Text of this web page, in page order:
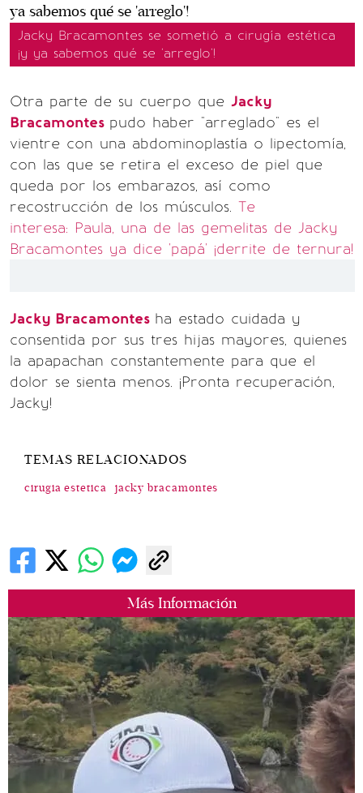
Más Información
Jacky Bracamontes se sometió a cirugía estética
¡y ya sabemos qué se 'arreglo'!
Otra parte de su cuerpo que Jacky
Bracamontes pudo haber "arreglado" es el
vientre con una abdominoplastía o lipectomía,
con las que se retira el exceso de piel que
queda por los embarazos, así como
recostrucción de los músculos. Te
interesa: Paula, una de las gemelitas de Jacky
Bracamontes ya dice 'papá' ¡derrite de ternura!
Jacky Bracamontes ha estado cuidada y
consentida por sus tres hijas mayores, quienes
la apapachan constantemente para que el
dolor se sienta menos. ¡Pronta recuperación,
Jacky!
TEMAS RELACIONADOS
cirugia estetica jacky bracamontes